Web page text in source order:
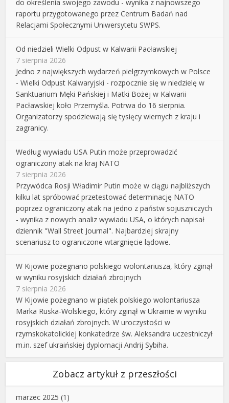
do określenia swojego zawodu - wynika z najnowszego
raportu przygotowanego przez Centrum Badań nad
Relacjami Społecznymi Uniwersytetu SWPS.
Od niedzieli Wielki Odpust w Kalwarii Pacławskiej
7 sierpnia 2026
Jedno z największych wydarzeń pielgrzymkowych w Polsce
- Wielki Odpust Kalwaryjski - rozpocznie się w niedzielę w
Sanktuarium Męki Pańskiej i Matki Bożej w Kalwarii
Pacławskiej koło Przemyśla. Potrwa do 16 sierpnia.
Organizatorzy spodziewają się tysięcy wiernych z kraju i
zagranicy.
Według wywiadu USA Putin może przeprowadzić
ograniczony atak na kraj NATO
7 sierpnia 2026
Przywódca Rosji Władimir Putin może w ciągu najbliższych
kilku lat spróbować przetestować determinację NATO
poprzez ograniczony atak na jedno z państw sojuszniczych
- wynika z nowych analiz wywiadu USA, o których napisał
dziennik "Wall Street Journal". Najbardziej skrajny
scenariusz to ograniczone wtargnięcie lądowe.
W Kijowie pożegnano polskiego wolontariusza, który zginął
w wyniku rosyjskich działań zbrojnych
7 sierpnia 2026
W Kijowie pożegnano w piątek polskiego wolontariusza
Marka Ruska-Wolskiego, który zginął w Ukrainie w wyniku
rosyjskich działań zbrojnych. W uroczystości w
rzymskokatolickiej konkatedrze św. Aleksandra uczestniczył
m.in. szef ukraińskiej dyplomacji Andrij Sybiha.
Zobacz artykuł z przeszłości
marzec 2025 (1)